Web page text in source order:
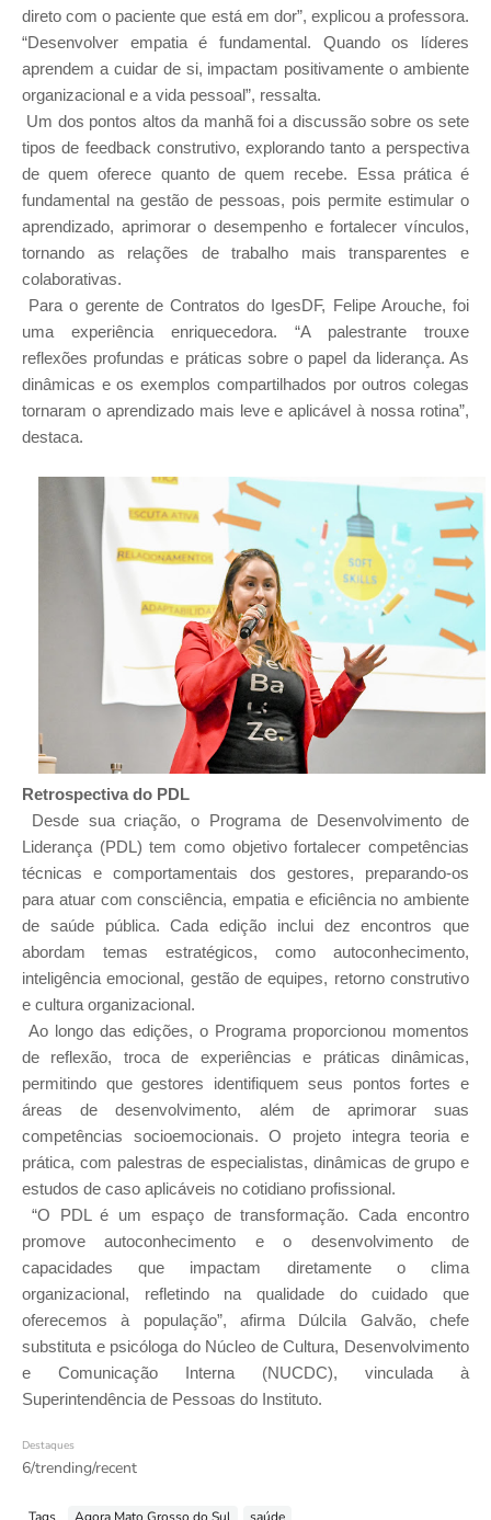
direto com o paciente que está em dor”, explicou a professora.
“Desenvolver empatia é fundamental. Quando os líderes
aprendem a cuidar de si, impactam positivamente o ambiente
organizacional e a vida pessoal”, ressalta.
Um dos pontos altos da manhã foi a discussão sobre os sete
tipos de feedback construtivo, explorando tanto a perspectiva
de quem oferece quanto de quem recebe. Essa prática é
fundamental na gestão de pessoas, pois permite estimular o
aprendizado, aprimorar o desempenho e fortalecer vínculos,
tornando as relações de trabalho mais transparentes e
colaborativas.
Para o gerente de Contratos do IgesDF, Felipe Arouche, foi
uma experiência enriquecedora. “A palestrante trouxe
reflexões profundas e práticas sobre o papel da liderança. As
dinâmicas e os exemplos compartilhados por outros colegas
tornaram o aprendizado mais leve e aplicável à nossa rotina”,
destaca.
Retrospectiva do PDL
Desde sua criação, o Programa de Desenvolvimento de
Liderança (PDL) tem como objetivo fortalecer competências
técnicas e comportamentais dos gestores, preparando-os
para atuar com consciência, empatia e eficiência no ambiente
de saúde pública. Cada edição inclui dez encontros que
abordam temas estratégicos, como autoconhecimento,
inteligência emocional, gestão de equipes, retorno construtivo
e cultura organizacional.
Ao longo das edições, o Programa proporcionou momentos
de reflexão, troca de experiências e práticas dinâmicas,
permitindo que gestores identifiquem seus pontos fortes e
áreas de desenvolvimento, além de aprimorar suas
competências socioemocionais. O projeto integra teoria e
prática, com palestras de especialistas, dinâmicas de grupo e
estudos de caso aplicáveis no cotidiano profissional.
“O PDL é um espaço de transformação. Cada encontro
promove autoconhecimento e o desenvolvimento de
capacidades que impactam diretamente o clima
organizacional, refletindo na qualidade do cuidado que
oferecemos à população”, afirma Dúlcila Galvão, chefe
substituta e psicóloga do Núcleo de Cultura, Desenvolvimento
e Comunicação Interna (NUCDC), vinculada à
Superintendência de Pessoas do Instituto.
Destaques
6/trending/recent
Tags Agora Mato Grosso do Sul saúde